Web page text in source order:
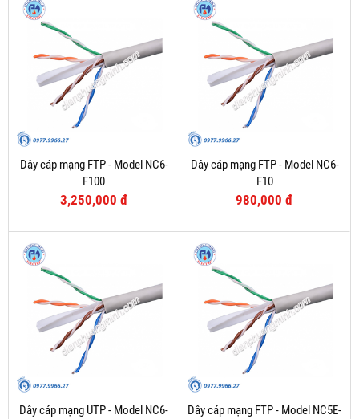
Dây cáp mạng FTP - Model NC6-
F100
3,250,000 đ
Dây cáp mạng FTP - Model NC6-
F10
980,000 đ
Dây cáp mạng UTP - Model NC6-
Dây cáp mạng FTP - Model NC5E-